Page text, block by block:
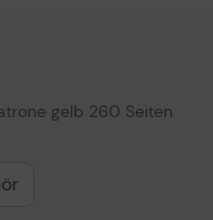
gelb 260 Seiten